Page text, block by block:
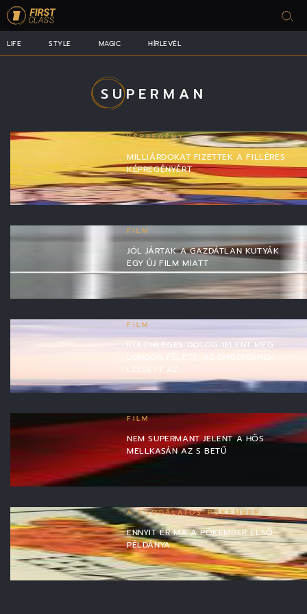
LIFE STYLE MAGIC HÍRLEVÉL
SUPERMAN
KÉPREGÉNY
MILLIÁRDOKAT FIZETTEK A FILLÉRES
KÉPREGÉNYÉRT
FILM
JÓL JÁRTAK A GAZDÁTLAN KUTYÁK
EGY ÚJ FILM MIATT
FILM
KÜLÖNLEGES DOLOG JELENT MEG
LONDON FELETT, AZ EMBEREKNEK
LEESETT AZ…
FILM
NEM SUPERMANT JELENT A HŐS
MELLKASÁN AZ S BETŰ
A CSODÁLATOS PÓKEMBER
ENNYIT ÉR MA A PÓKEMBER ELSŐ
PÉLDÁNYA